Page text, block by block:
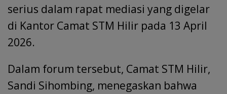
serius dalam rapat mediasi yang digelar
di Kantor Camat STM Hilir pada 13 April
2026.
Dalam forum tersebut, Camat STM Hilir,
Sandi Sihombing, menegaskan bahwa